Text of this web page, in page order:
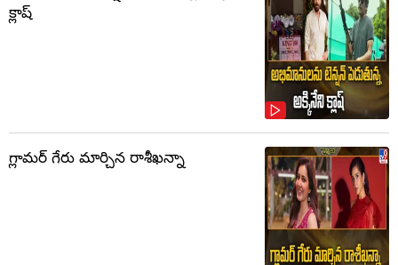
క్లాష్‌
గ్లామర్ గేరు మార్చిన రాశీఖన్నా